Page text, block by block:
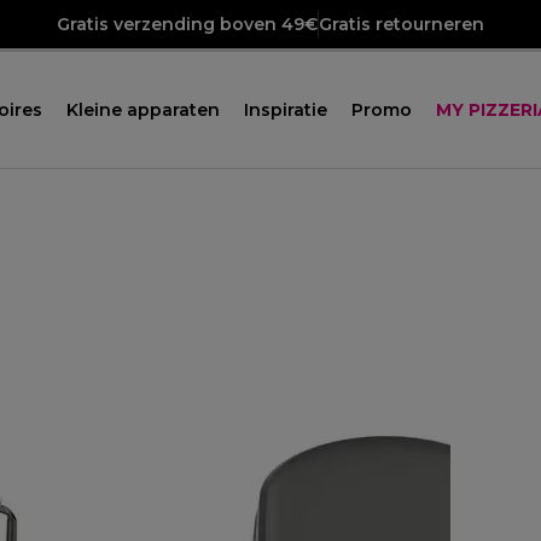
Gratis verzending boven 49€Gratis retourneren
Kleine apparaten Inspiratie Promo MY